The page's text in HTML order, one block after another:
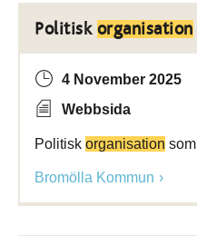
Politisk organisation
4 November 2025
Webbsida
Politisk organisation
Bromölla Kommun